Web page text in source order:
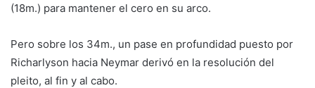
(18m.) para mantener el cero en su arco.
Pero sobre los 34m., un pase en profundidad puesto por
Richarlyson hacia Neymar derivó en la resolución del
pleito, al fin y al cabo.